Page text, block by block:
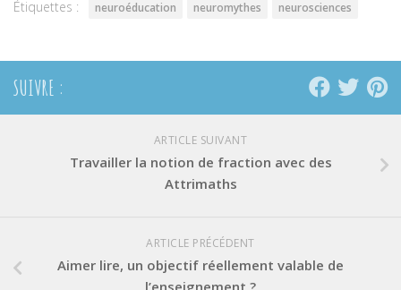
Étiquettes : neuroéducation neuromythes neurosciences
SUIVRE :
ARTICLE SUIVANT
Travailler la notion de fraction avec des
Attrimaths
ARTICLE PRÉCÉDENT
Aimer lire, un objectif réellement valable de
l’enseignement ?